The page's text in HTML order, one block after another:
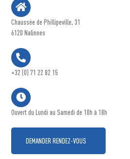
Chaussée de Phillipeville, 31
6120 Nalinnes
+32 (0) 71 22 82 15
Ouvert du Lundi au Samedi de 10h à 18h
DEMANDER RENDEZ-VOUS